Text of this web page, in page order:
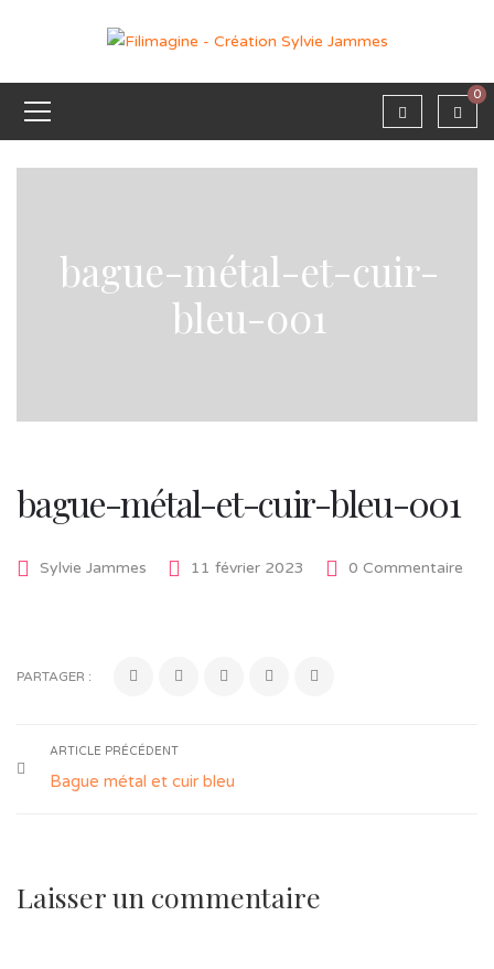
0
bague-métal-et-cuir-
bleu-001
bague-métal-et-cuir-bleu-001
Sylvie Jammes 11 février 2023 0 Commentaire
PARTAGER :
ARTICLE PRÉCÉDENT
Bague métal et cuir bleu
Laisser un commentaire